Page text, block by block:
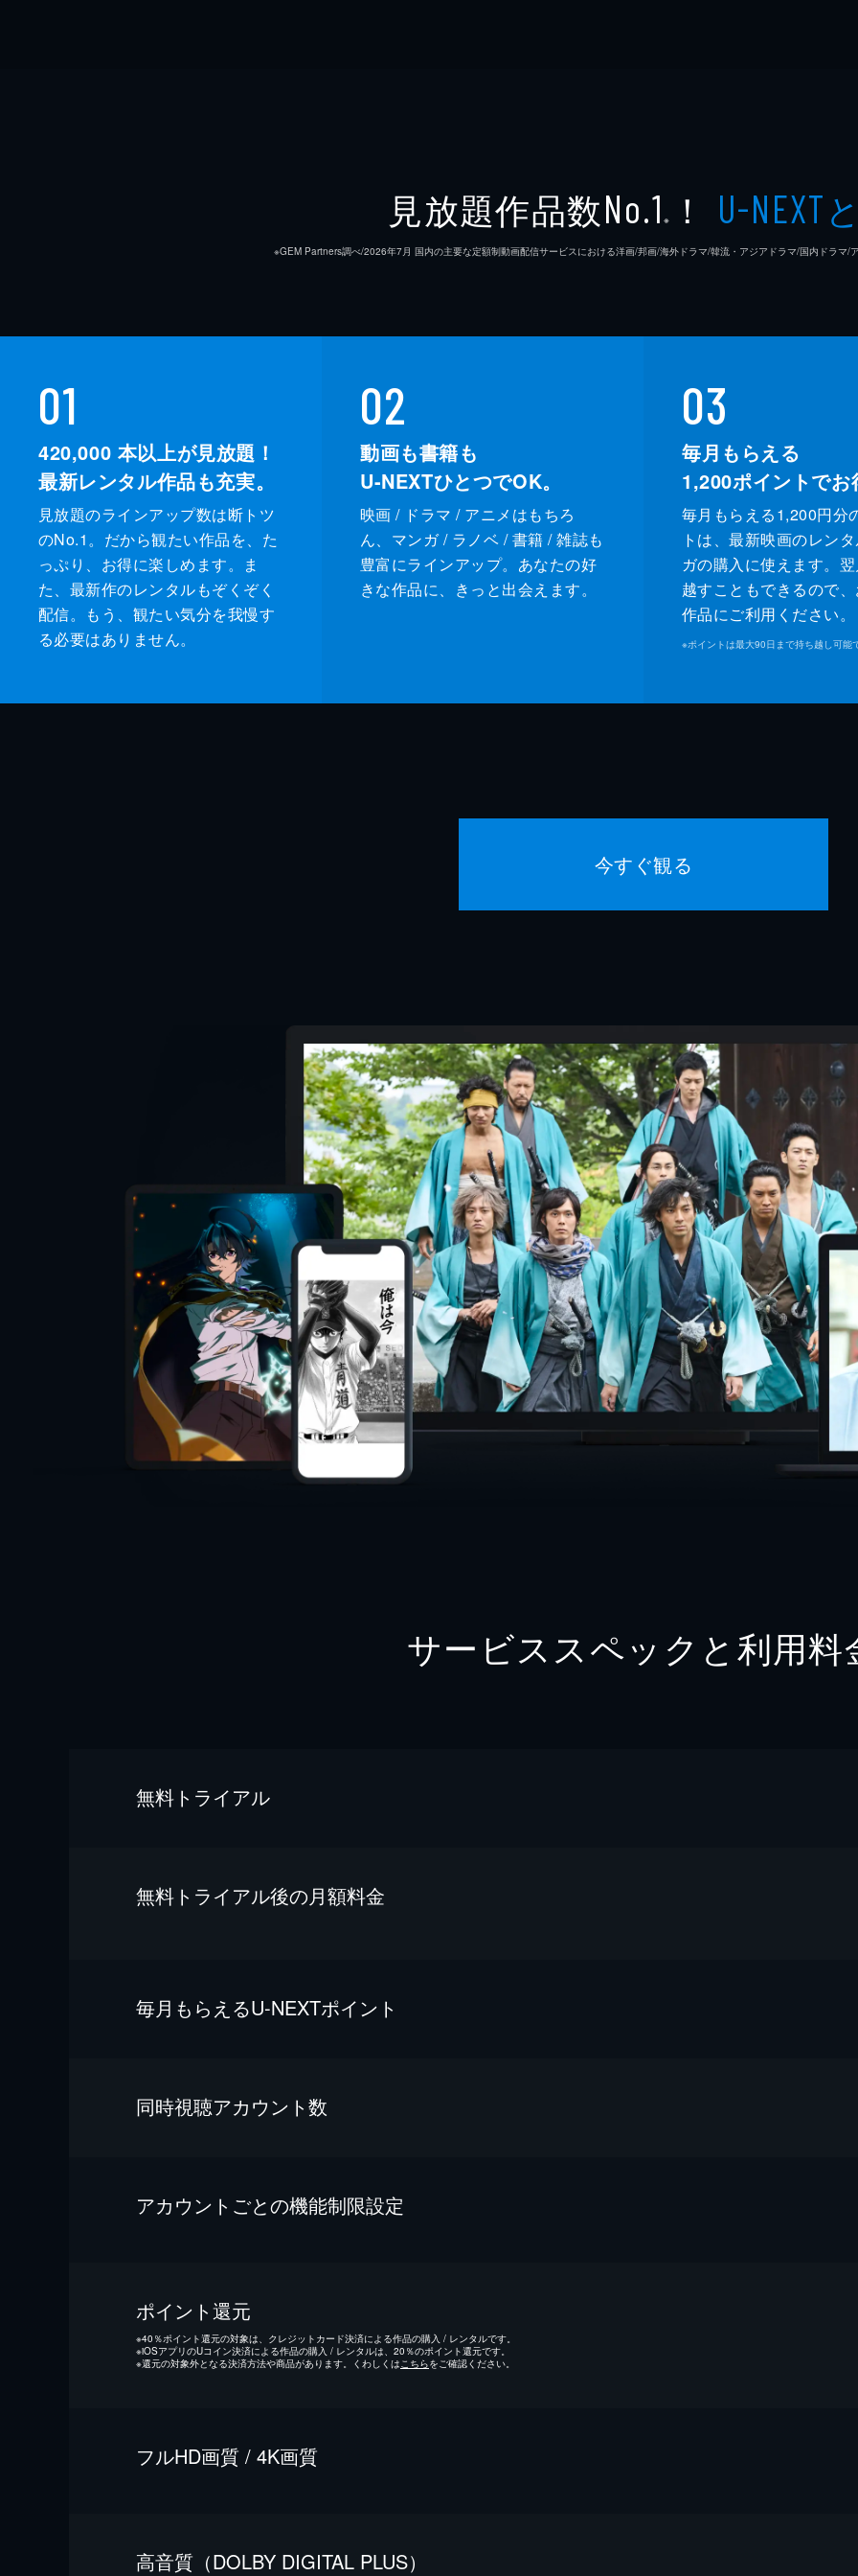
見放題作品数No.1 ※ ！ U-NEXT
※GEM Partners調べ/2026年7⽉ 国内の主要な定額制動画配信サービスにおける洋画/邦画/海外ドラマ/韓流・アジアドラマ/国内ドラマ/
01
420,000 本以上が見放題！
最新レンタル作品も充実。
見放題のラインアップ数は断トツ
のNo.1。だから観たい作品を、た
っぷり、お得に楽しめます。ま
た、最新作のレンタルもぞくぞく
配信。もう、観たい気分を我慢す
る必要はありません。
02
動画も書籍も
U-NEXTひとつでOK。
映画 / ドラマ / アニメはもちろ
ん、マンガ / ラノベ / 書籍 / 雑誌も
豊富にラインアップ。あなたの好
きな作品に、きっと出会えます。
03
毎月もらえる
1,200ポイントでお
毎月もらえる1,200円分
トは、最新映画のレン
ガの購入に使えます。
越すこともできるので
作品にご利用ください。
※ポイントは最大90日まで持ち越し可能
今すぐ観る
サービススペックと利用料
無料トライアル
無料トライアル後の⽉額料金
毎⽉もらえるU-NEXTポイント
同時視聴アカウント数
アカウントごとの機能制限設定
ポイント還元
※40％ポイント還元の対象は、クレジットカード決済による作品の購入 / レンタルです。
※iOSアプリのUコイン決済による作品の購入 / レンタルは、20％のポイント還元です。
※還元の対象外となる決済方法や商品があります。くわしくは こちらをご確認ください。
フルHD画質 / 4K画質
⾼⾳質（DOLBY DIGITAL PLUS）